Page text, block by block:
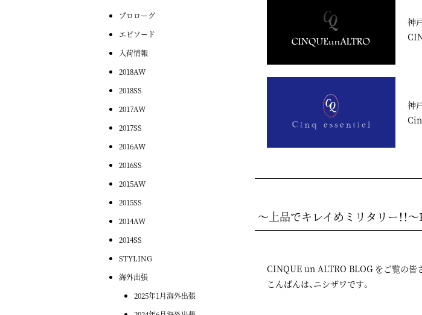
神
神
～上品でキレイめミリタリー！！
CINQUE un ALTRO BLOG をご覧の皆
こんばんは、ニシザワです。
プロローグ
エピソード
入荷情報
2018AW
2018SS
2017AW
2017SS
2016AW
2016SS
2015AW
2015SS
2014AW
2014SS
STYLING
海外出張
2025年1月海外出張